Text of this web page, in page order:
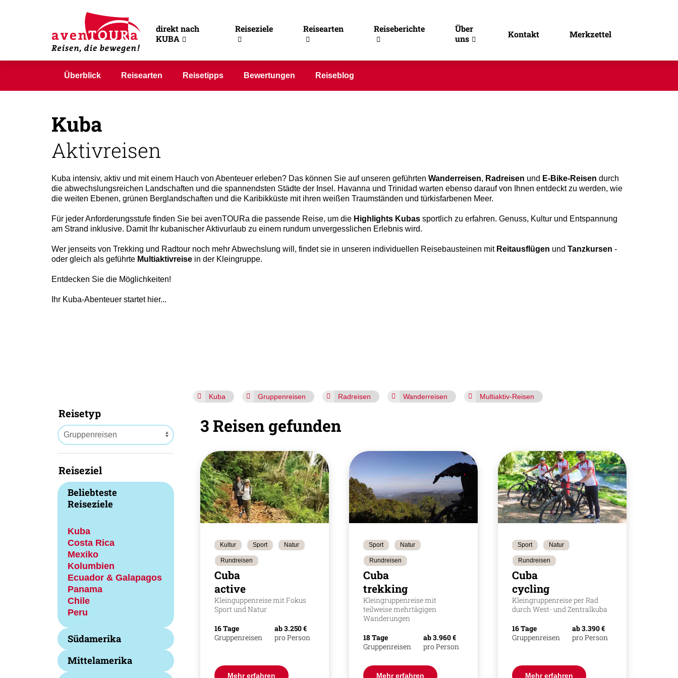
direkt nach
KUBA
Reiseziele Reisearten Reiseberichte
Über
uns
Kontakt Merkzettel
Überblick Reisearten Reisetipps Bewertungen Reiseblog
Kuba
Aktivreisen
Kuba intensiv, aktiv und mit einem Hauch von Abenteuer erleben? Das können Sie auf unseren geführten Wanderreisen, Radreisen und E-Bike-Reisen durch
die abwechslungsreichen Landschaften und die spannendsten Städte der Insel. Havanna und Trinidad warten ebenso darauf von Ihnen entdeckt zu werden, wie
die weiten Ebenen, grünen Berglandschaften und die Karibikküste mit ihren weißen Traumständen und türkisfarbenen Meer.
Für jeder Anforderungsstufe finden Sie bei avenTOURa die passende Reise, um die Highlights Kubas sportlich zu erfahren. Genuss, Kultur und Entspannung
am Strand inklusive. Damit Ihr kubanischer Aktivurlaub zu einem rundum unvergesslichen Erlebnis wird.
Wer jenseits von Trekking und Radtour noch mehr Abwechslung will, findet sie in unseren individuellen Reisebausteinen mit Reitausflügen und Tanzkursen -
oder gleich als geführte Multiaktivreise in der Kleingruppe.
Entdecken Sie die Möglichkeiten!
Ihr Kuba-Abenteuer startet hier...
Reisetyp
Reiseziel
Beliebteste
Reiseziele
Kuba
Costa Rica
Mexiko
Kolumbien
Ecuador & Galapagos
Panama
Chile
Peru
Südamerika
Mittelamerika
Kuba Gruppenreisen Radreisen Wanderreisen Multiaktiv-Reisen
3 Reisen gefunden
Kultur Sport Natur
Rundreisen
Cuba
active
Kleinguppenreise mit Fokus
Sport und Natur
16 Tage
Gruppenreisen
ab 3.250 €
pro Person
Mehr erfahren
Sport Natur
Rundreisen
Cuba
trekking
Kleingruppenreise mit
teilweise mehrtägigen
Wanderungen
18 Tage
Gruppenreisen
ab 3.960 €
pro Person
Mehr erfahren
Sport Natur
Rundreisen
Cuba
cycling
Kleingruppenreise per Rad
durch West- und Zentralkuba
16 Tage
Gruppenreisen
ab 3.390 €
pro Person
Mehr erfahren